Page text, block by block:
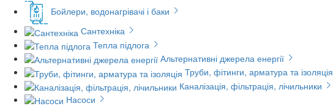
Бойлери, водонагрівачі і баки
Сантехніка
Тепла підлога
Альтернативні джерела енергії
Труби, фітинги, арматура та ізоляція
Каналізація, фільтрація, лічильники
Насоси